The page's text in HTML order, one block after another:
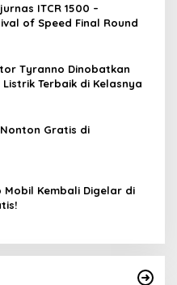
ITCR 1500 –
of Speed Final Round
Tyranno Dinobatkan
Terbaik di Kelasnya
Nonton Gratis di
Mobil Kembali Digelar di
173 Pengawas